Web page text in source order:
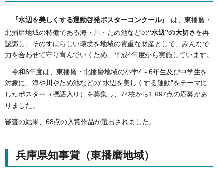
『水辺を美しくする運動啓発ポスターコンクール』
は、東播磨・
北播磨地域の特徴である海・川・ため池などの“水辺”の大切さを再
認識し、そのすばらしい環境を地域の貴重な財産として、みんなで
力を合わせて守り育んでいくため、平成4年度から実施しています。
令和6年度は、東播磨・北播磨地域の小学4～6年生及び中学生を
対象に、海や川やため池などの“水辺を美しくする運動”をテーマに
したポスター（標語入り）を募集し、74校から1,697点の応募があ
りました。
審査の結果、68点の入賞作品が選出されました。
兵庫県知事賞（東播磨地域）